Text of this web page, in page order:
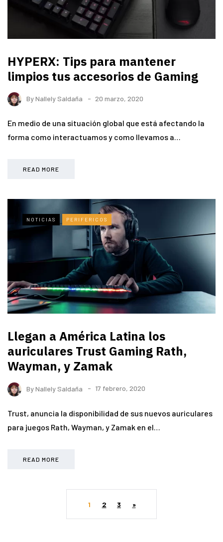
HYPERX: Tips para mantener
limpios tus accesorios de Gaming
ByNallely Saldaña 20 marzo, 2020
En medio de una situación global que está afectando la
forma como interactuamos y como llevamos a…
READ MORE
NOTICIAS PERIFERICOS
Llegan a América Latina los
auriculares Trust Gaming Rath,
Wayman, y Zamak
ByNallely Saldaña 17 febrero, 2020
Trust, anuncia la disponibilidad de sus nuevos auriculares
para juegos Rath, Wayman, y Zamak en el…
READ MORE
1 2 3 »